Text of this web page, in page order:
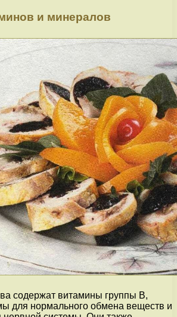
и минералов
содержат витамины группы В,
для нормального обмена веществ и